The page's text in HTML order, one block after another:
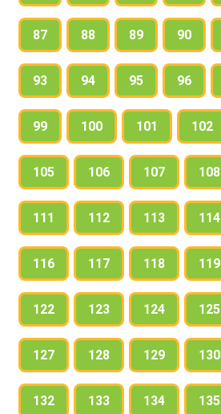
87 88 89 90
93 94 95 96
99 100 101 102
105 106 107 108
111 112 113 114
116 117 118 119
122 123 124 125
127 128 129 130
132 133 134 135